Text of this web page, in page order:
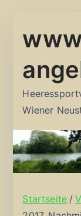
Inhalt
Wiener
Startseite